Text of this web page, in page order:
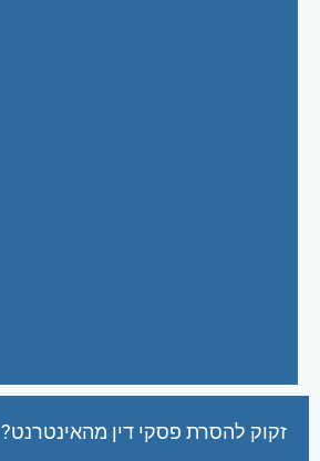
זקוק להסרת פסקי דין מהאינטרנט?